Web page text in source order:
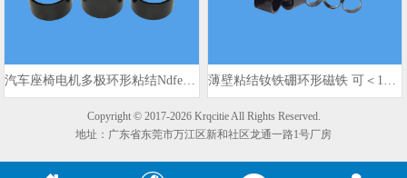
汽车座椅电机多极环形粘结Ndfeb磁体 薄壁粘结钕铁硼环形磁铁 可＜1mm
Copyright © 2017-2026 Krqcitie All Rights Reserved.
地址：广东省东莞市万江区新和社区龙通一路1号厂房